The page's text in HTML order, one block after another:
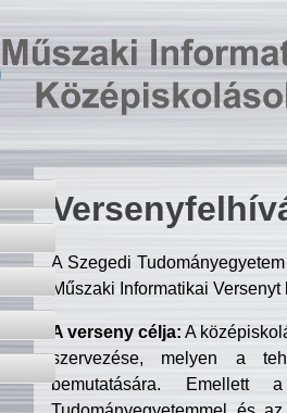
A Szegedi
Műszaki Informatikai
A verseny célja: A
szervezése, melyen a
bemutatására. Emellett